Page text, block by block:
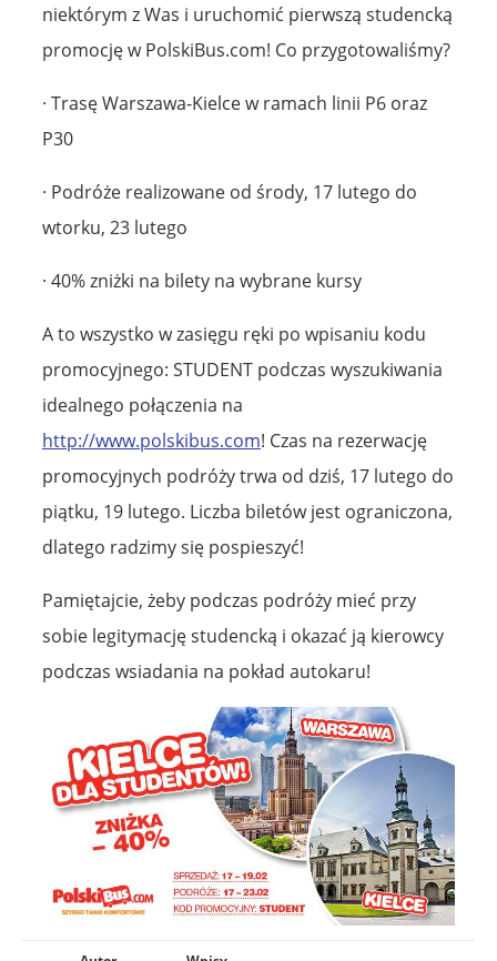
niektórym z Was i uruchomić pierwszą studencką
promocję w PolskiBus.com! Co przygotowaliśmy?
· Trasę Warszawa-Kielce w ramach linii P6 oraz
P30
· Podróże realizowane od środy, 17 lutego do
wtorku, 23 lutego
· 40% zniżki na bilety na wybrane kursy
A to wszystko w zasięgu ręki po wpisaniu kodu
promocyjnego: STUDENT podczas wyszukiwania
idealnego połączenia na
http://www.polskibus.com! Czas na rezerwację
promocyjnych podróży trwa od dziś, 17 lutego do
piątku, 19 lutego. Liczba biletów jest ograniczona,
dlatego radzimy się pospieszyć!
Pamiętajcie, żeby podczas podróży mieć przy
sobie legitymację studencką i okazać ją kierowcy
podczas wsiadania na pokład autokaru!